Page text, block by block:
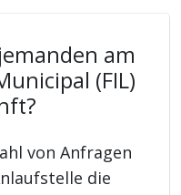
am
(FIL)
von Anfragen
die